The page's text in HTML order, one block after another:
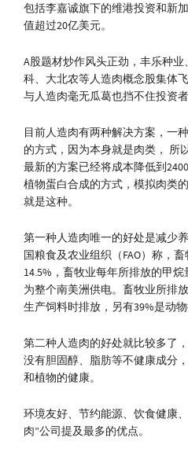
包括李嘉诚旗下的维港投资和新
值超过20亿美元。
A股题材炒作风头正劲，丰乐种
科、大北农等人造肉概念股集体
与人造肉毫无瓜葛也挡不住投资者
目前人造肉有两种解决方案，一
的方式，因为本身就是肉类， 所
最新的方案已经将成本降低到
植物蛋白合成的方式，模拟肉类
就是这种。
第一种人造肉唯一的好处是减少
国粮食及农业组织（FAO）称，
14.5%，畜牧业每年所排放的甲
为整个南美洲供电。畜牧业所排
生产饲料时排放，另有39%是动物
第二种人造肉的好处就比较多了
没有胆固醇、脂肪等不健康成分
和植物的健康。
环境友好、节约能源、饮食健康
肉”公司提及最多的优点。